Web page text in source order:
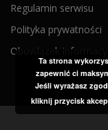
Regulamin serwisu
Polityka prywatności
Obowiązek
Ta strona
zapewnić ci
Jeśli wyrażasz
kliknij przycisk